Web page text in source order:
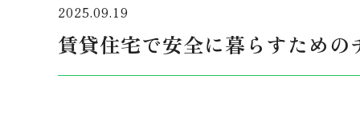
2025.09.19
賃貸住宅で安全に暮らすための